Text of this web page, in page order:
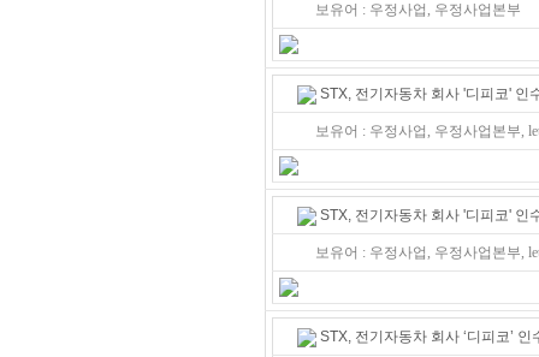
보유어 : 우정사업, 우정사업본부
STX, 전기자동차 회사 '디피코' 인
보유어 : 우정사업, 우정사업본부,
STX, 전기자동차 회사 '디피코' 인
보유어 : 우정사업, 우정사업본부,
STX, 전기자동차 회사 ‘디피코’